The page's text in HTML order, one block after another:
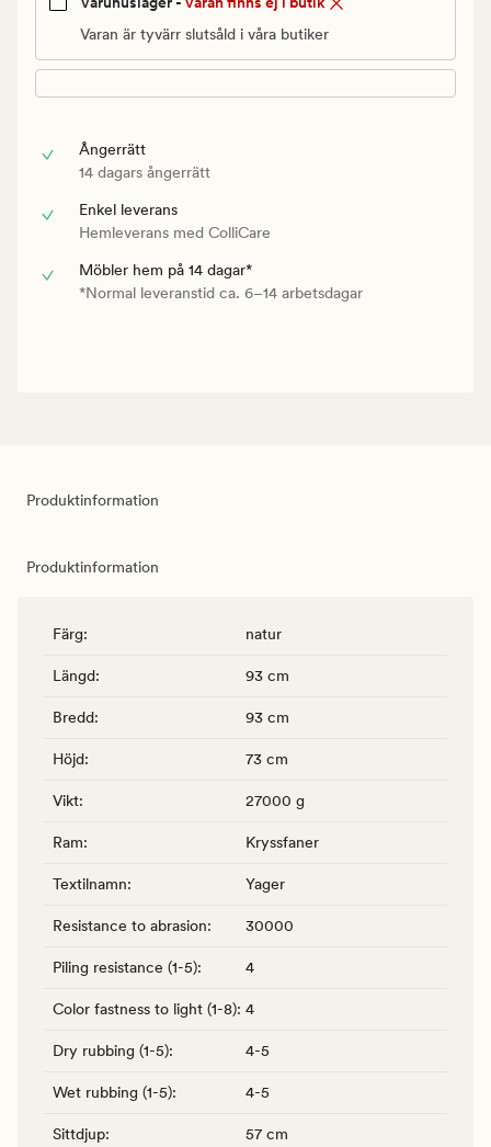
Varan är tyvärr slutsåld i våra butiker
Ångerrätt
14 dagars ångerrätt
Enkel leverans
Hemleverans med ColliCare
Möbler hem på 14 dagar*
*Normal leveranstid ca. 6–14 arbetsdagar
Produktinformation
Produktinformation
Färg: natur
Längd: 93 cm
Bredd: 93 cm
Höjd: 73 cm
Vikt: 27000 g
Ram: Kryssfaner
Textilnamn: Yager
Resistance to abrasion: 30000
Piling resistance (1-5): 4
Color fastness to light (1-8): 4
Dry rubbing (1-5): 4-5
Wet rubbing (1-5): 4-5
Sittdjup: 57 cm